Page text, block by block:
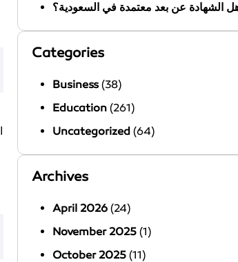
الشهادة عن بعد معتمدة في السعودية؟
Categories
Business (38)
Education (261)
Uncategorized (64)
Archives
April 2026 (24)
November 2025 (1)
October 2025 (11)